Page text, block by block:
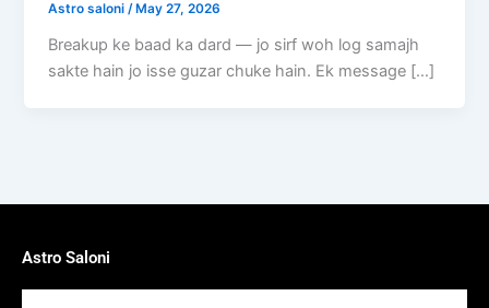
Astro saloni/ May 27, 2026
Breakup ke baad ka dard — jo sirf woh log samajh
sakte hain jo isse guzar chuke hain. Ek message […]
Astro Saloni